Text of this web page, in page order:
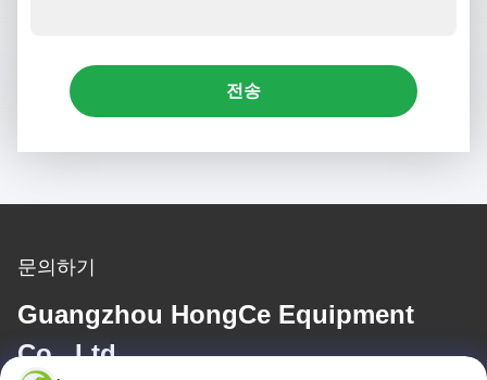
전송
문의하기
Guangzhou HongCe Equipment
Co., Ltd.